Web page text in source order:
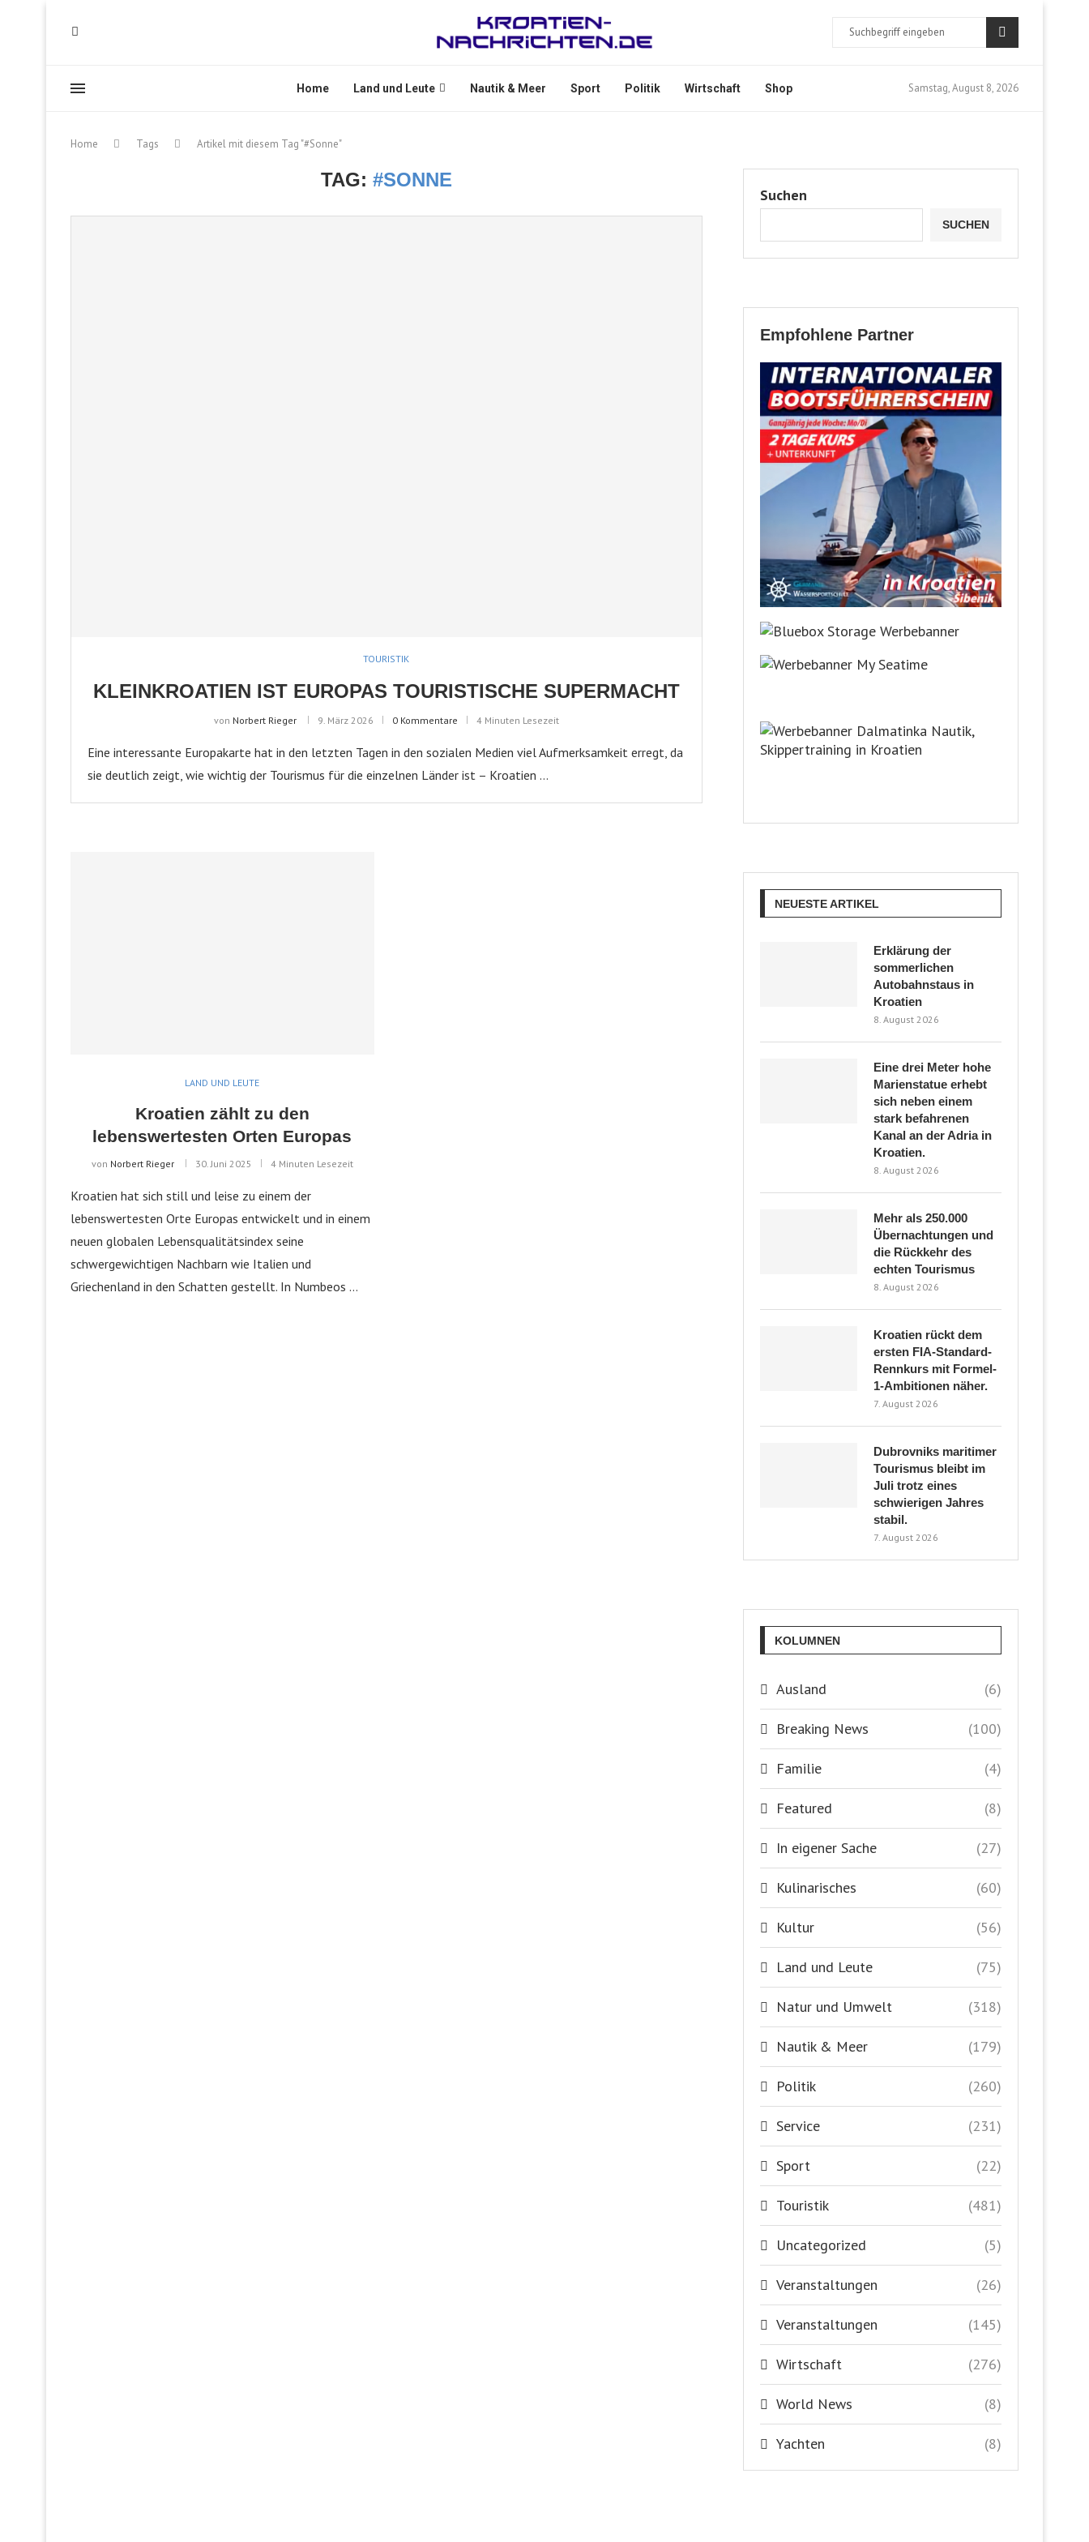
Home Land und Leute Nautik & Meer Sport Politik Wirtschaft Shop Samstag, August 8, 2026
Home Tags Artikel mit diesem Tag "#Sonne"
TAG: #SONNE
TOURISTIK
KLEINKROATIEN IST EUROPAS TOURISTISCHE SUPERMACHT
von Norbert Rieger 9. März 2026 0 Kommentare 4 Minuten Lesezeit
Eine interessante Europakarte hat in den letzten Tagen in den sozialen Medien viel Aufmerksamkeit erregt, da
sie deutlich zeigt, wie wichtig der Tourismus für die einzelnen Länder ist – Kroatien …
LAND UND LEUTE
Kroatien zählt zu den
lebenswertesten Orten Europas
von Norbert Rieger 30. Juni 2025 4 Minuten Lesezeit
Kroatien hat sich still und leise zu einem der
lebenswertesten Orte Europas entwickelt und in einem
neuen globalen Lebensqualitätsindex seine
schwergewichtigen Nachbarn wie Italien und
Griechenland in den Schatten gestellt. In Numbeos …
Suchen
SUCHEN
Empfohlene Partner
NEUESTE ARTIKEL
Erklärung der
sommerlichen
Autobahnstaus in
Kroatien
8. August 2026
Eine drei Meter hohe
Marienstatue erhebt
sich neben einem
stark befahrenen
Kanal an der Adria in
Kroatien.
8. August 2026
Mehr als 250.000
Übernachtungen und
die Rückkehr des
echten Tourismus
8. August 2026
Kroatien rückt dem
ersten FIA-Standard-
Rennkurs mit Formel-
1-Ambitionen näher.
7. August 2026
Dubrovniks maritimer
Tourismus bleibt im
Juli trotz eines
schwierigen Jahres
stabil.
7. August 2026
KOLUMNEN
Ausland (6)
Breaking News (100)
Familie (4)
Featured (8)
In eigener Sache (27)
Kulinarisches (60)
Kultur (56)
Land und Leute (75)
Natur und Umwelt (318)
Nautik & Meer (179)
Politik (260)
Service (231)
Sport (22)
Touristik (481)
Uncategorized (5)
Veranstaltungen (26)
Veranstaltungen (145)
Wirtschaft (276)
World News (8)
Yachten (8)